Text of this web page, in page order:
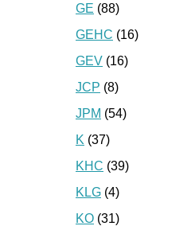
GE (88)
GEHC (16)
GEV (16)
JCP (8)
JPM (54)
K (37)
KHC (39)
KLG (4)
KO (31)